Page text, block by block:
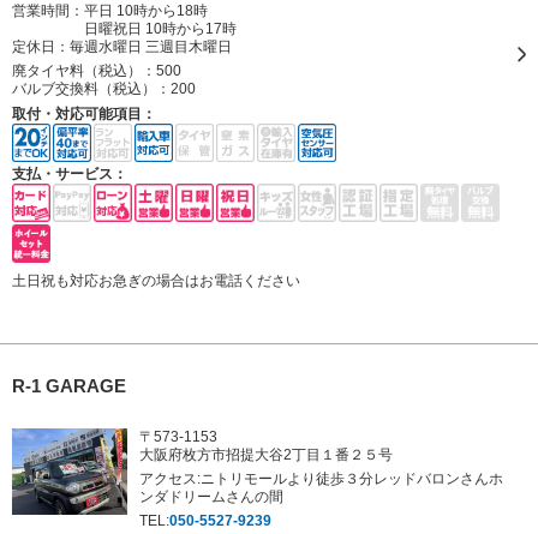
営業時間：平日 10時から18時
日曜祝日 10時から17時
定休日： 毎週水曜日 三週目木曜日
廃タイヤ料（税込）： 500
バルブ交換料（税込）： 200
取付・対応可能項目：
支払・サービス：
土日祝も対応お急ぎの場合はお電話ください
R-1 GARAGE
〒573-1153
大阪府枚方市招提大谷2丁目１番２５号
アクセス:ニトリモールより徒歩３分レッドバロンさんホ
ンダドリームさんの間
TEL:050-5527-9239